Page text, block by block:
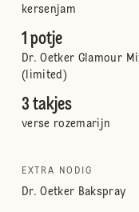
kersenjam
1 potje
Dr. Oetker Glamour
(limited)
3 takjes
verse rozemarijn
EXTRA NODIG
Dr. Oetker Bakspray